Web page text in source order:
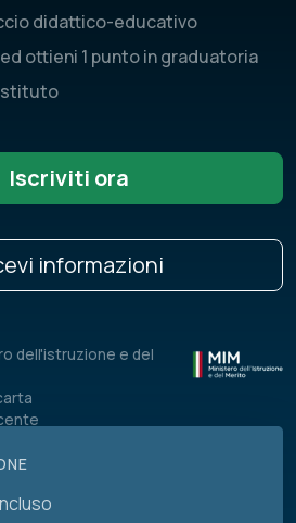
didattico-educativo
ottieni 1 punto in graduatoria
Iscriviti ora
informazioni
dell'istruzione e del